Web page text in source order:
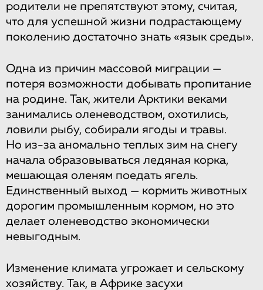
родители не препятствуют этому, считая,
что для успешной жизни подрастающему
поколению достаточно знать «язык среды».
Одна из причин массовой миграции —
потеря возможности добывать пропитание
на родине. Так, жители Арктики веками
занимались оленеводством, охотились,
ловили рыбу, собирали ягоды и травы.
Но из-за аномально теплых зим на снегу
начала образовываться ледяная корка,
мешающая оленям поедать ягель.
Единственный выход — кормить животных
дорогим промышленным кормом, но это
делает оленеводство экономически
невыгодным.
Изменение климата угрожает и сельскому
хозяйству. Так, в Африке засухи